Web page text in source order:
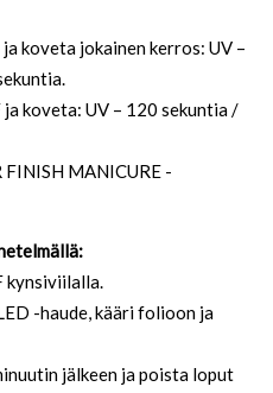
koveta jokainen kerros: UV –
koveta: UV – 120 sekuntia /
FINISH MANICURE -
kynsiviilalla.
-haude, kääri folioon ja
jälkeen ja poista loput